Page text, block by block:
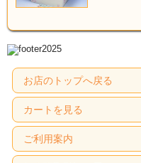
お店のトップへ戻る
カートを見る
ご利用案内